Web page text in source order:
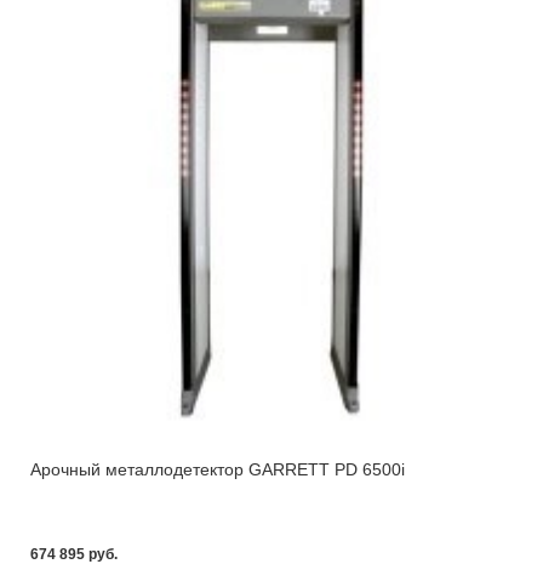
Арочный металлодетектор GARRETT PD 6500i
674 895 pуб.